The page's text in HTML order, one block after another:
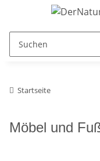
Startseite
Möbel und